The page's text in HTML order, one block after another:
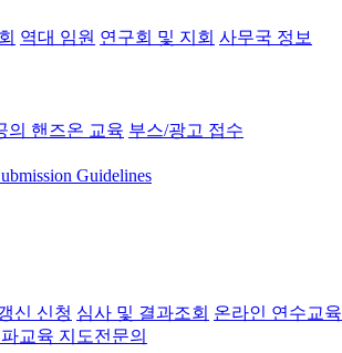
역대 임원 연구회 및 지회 사무국 정보
의 핸즈온 교육 부스/광고 접수
Guidelines
신 신청 심사 및 결과조회 온라인 연수교육
교육 지도전문의